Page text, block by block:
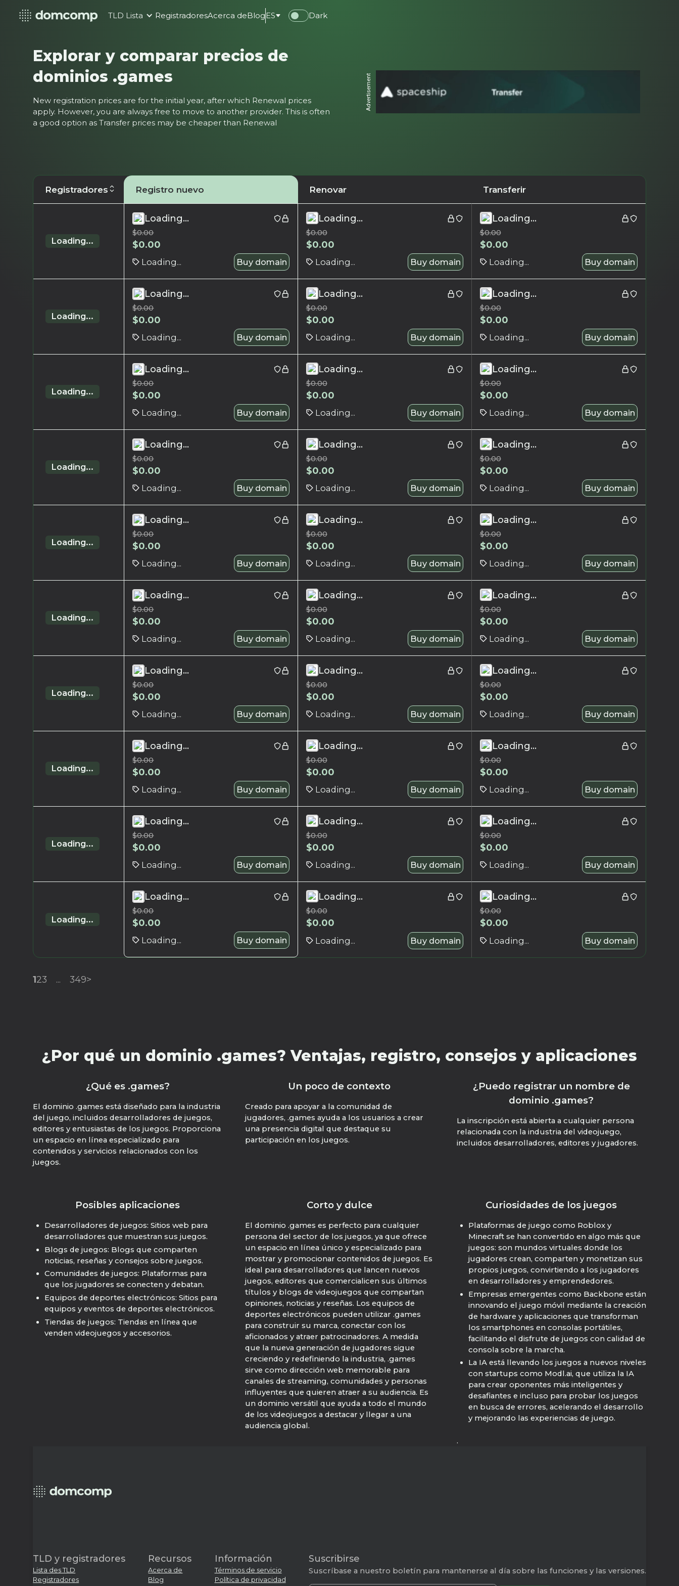
TLD Lista RegistradoresAcerca deBlog ES Dark
Explorar y comparar precios de
dominios .games
New registration prices are for the initial year, after which Renewal prices
apply. However, you are always free to move to another provider. This is often
a good option as Transfer prices may be cheaper than Renewal
Advertisement
Registradores Registro nuevo Renovar Transferir
Loading...
Loading...
$0.00
$0.00
Loading... Buy domain
Loading...
$0.00
$0.00
Loading... Buy domain
Loading...
$0.00
$0.00
Loading... Buy domain
Loading...
Loading...
$0.00
$0.00
Loading... Buy domain
Loading...
$0.00
$0.00
Loading... Buy domain
Loading...
$0.00
$0.00
Loading... Buy domain
Loading...
Loading...
$0.00
$0.00
Loading... Buy domain
Loading...
$0.00
$0.00
Loading... Buy domain
Loading...
$0.00
$0.00
Loading... Buy domain
Loading...
Loading...
$0.00
$0.00
Loading... Buy domain
Loading...
$0.00
$0.00
Loading... Buy domain
Loading...
$0.00
$0.00
Loading... Buy domain
Loading...
Loading...
$0.00
$0.00
Loading... Buy domain
Loading...
$0.00
$0.00
Loading... Buy domain
Loading...
$0.00
$0.00
Loading... Buy domain
Loading...
Loading...
$0.00
$0.00
Loading... Buy domain
Loading...
$0.00
$0.00
Loading... Buy domain
Loading...
$0.00
$0.00
Loading... Buy domain
Loading...
Loading...
$0.00
$0.00
Loading... Buy domain
Loading...
$0.00
$0.00
Loading... Buy domain
Loading...
$0.00
$0.00
Loading... Buy domain
Loading...
Loading...
$0.00
$0.00
Loading... Buy domain
Loading...
$0.00
$0.00
Loading... Buy domain
Loading...
$0.00
$0.00
Loading... Buy domain
Loading...
Loading...
$0.00
$0.00
Loading... Buy domain
Loading...
$0.00
$0.00
Loading... Buy domain
Loading...
$0.00
$0.00
Loading... Buy domain
Loading...
Loading...
$0.00
$0.00
Loading... Buy domain
Loading...
$0.00
$0.00
Loading... Buy domain
Loading...
$0.00
$0.00
Loading... Buy domain
123 ... 349>
¿Por qué un dominio .games? Ventajas, registro, consejos y aplicaciones
¿Qué es .games?
El dominio .games está diseñado para la industria
del juego, incluidos desarrolladores de juegos,
editores y entusiastas de los juegos. Proporciona
un espacio en línea especializado para
contenidos y servicios relacionados con los
juegos.
Un poco de contexto
Creado para apoyar a la comunidad de
jugadores, .games ayuda a los usuarios a crear
una presencia digital que destaque su
participación en los juegos.
¿Puedo registrar un nombre de
dominio .games?
La inscripción está abierta a cualquier persona
relacionada con la industria del videojuego,
incluidos desarrolladores, editores y jugadores.
Posibles aplicaciones
Desarrolladores de juegos: Sitios web para
desarrolladores que muestran sus juegos.
Blogs de juegos: Blogs que comparten
noticias, reseñas y consejos sobre juegos.
Comunidades de juegos: Plataformas para
que los jugadores se conecten y debatan.
Equipos de deportes electrónicos: Sitios para
equipos y eventos de deportes electrónicos.
Tiendas de juegos: Tiendas en línea que
venden videojuegos y accesorios.
Corto y dulce
El dominio .games es perfecto para cualquier
persona del sector de los juegos, ya que ofrece
un espacio en línea único y especializado para
mostrar y promocionar contenidos de juegos. Es
ideal para desarrolladores que lancen nuevos
juegos, editores que comercialicen sus últimos
títulos y blogs de videojuegos que compartan
opiniones, noticias y reseñas. Los equipos de
deportes electrónicos pueden utilizar .games
para construir su marca, conectar con los
aficionados y atraer patrocinadores. A medida
que la nueva generación de jugadores sigue
creciendo y redefiniendo la industria, .games
sirve como dirección web memorable para
canales de streaming, comunidades y personas
influyentes que quieren atraer a su audiencia. Es
un dominio versátil que ayuda a todo el mundo
de los videojuegos a destacar y llegar a una
audiencia global.
Curiosidades de los juegos
Plataformas de juego como Roblox y
Minecraft se han convertido en algo más que
juegos: son mundos virtuales donde los
jugadores crean, comparten y monetizan sus
propios juegos, convirtiendo a los jugadores
en desarrolladores y emprendedores.
Empresas emergentes como Backbone están
innovando el juego móvil mediante la creación
de hardware y aplicaciones que transforman
los smartphones en consolas portátiles,
facilitando el disfrute de juegos con calidad de
consola sobre la marcha.
La IA está llevando los juegos a nuevos niveles
con startups como Modl.ai, que utiliza la IA
para crear oponentes más inteligentes y
desafiantes e incluso para probar los juegos
en busca de errores, acelerando el desarrollo
y mejorando las experiencias de juego.
.
TLD y registradores
Lista des TLD
Registradores
Recursos
Acerca de
Blog
Información
Términos de servicio
Política de privacidad
Suscribirse
Suscríbase a nuestro boletín para mantenerse al día sobre las funciones y las versiones.